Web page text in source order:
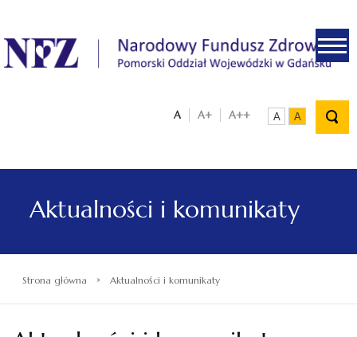
.
A A+ A++ A A
Aktualności i komunikaty
Strona główna › Aktualności i komunikaty